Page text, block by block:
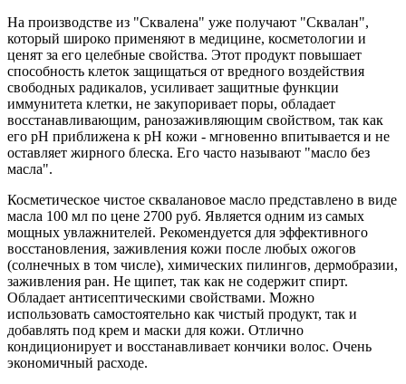
На производстве из "Сквалена" уже получают "Сквалан",
который широко применяют в медицине, косметологии и
ценят за его целебные свойства. Этот продукт повышает
способность клеток защищаться от вредного воздействия
свободных радикалов, усиливает защитные функции
иммунитета клетки, не закупоривает поры, обладает
восстанавливающим, ранозаживляющим свойством, так как
его рН приближена к рН кожи - мгновенно впитывается и не
оставляет жирного блеска. Его часто называют "масло без
масла".
Косметическое чистое сквалановое масло представлено в виде
масла 100 мл по цене 2700 руб. Является одним из самых
мощных увлажнителей. Рекомендуется для эффективного
восстановления, заживления кожи после любых ожогов
(солнечных в том числе), химических пилингов, дермобразии,
заживления ран. Не щипет, так как не содержит спирт.
Обладает антисептическими свойствами. Можно
использовать самостоятельно как чистый продукт, так и
добавлять под крем и маски для кожи. Отлично
кондиционирует и восстанавливает кончики волос. Очень
экономичный расходе.